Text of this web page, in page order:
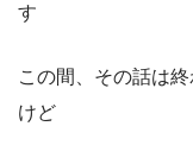
す
この間、その話は
けど